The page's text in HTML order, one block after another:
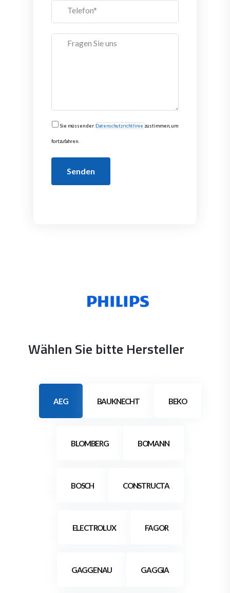
Sie müssen der Datenschutzrichtliniezustimmen, um
fortzufahren.
Senden
Wählen Sie bitte Hersteller
AEG BAUKNECHT BEKO
BLOMBERG BOMANN
BOSCH CONSTRUCTA
ELECTROLUX FAGOR
GAGGENAU GAGGIA